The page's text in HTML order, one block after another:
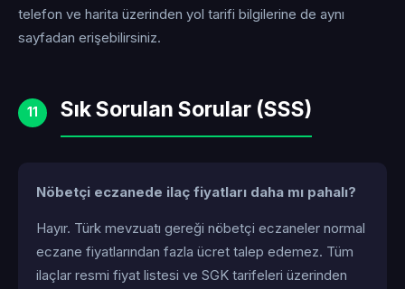
telefon ve harita üzerinden yol tarifi bilgilerine de aynı
sayfadan erişebilirsiniz.
11 Sık Sorulan Sorular (SSS)
Nöbetçi eczanede ilaç fiyatları daha mı pahalı?
Hayır. Türk mevzuatı gereği nöbetçi eczaneler normal
eczane fiyatlarından fazla ücret talep edemez. Tüm
ilaçlar resmi fiyat listesi ve SGK tarifeleri üzerinden